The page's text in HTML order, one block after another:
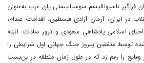
فراگیر ناسیونالیسم سوسیالیستی پان عرب به‌عنوان
در ایران، آرمان آزادی فلسطین، اقدامات صدام،
اسلامی پادشاهی سعودی و ترور سادات. البته
توسط متفقین پیروز جنگ جهانی اول شرایطی را
وقایع را رقم زد که در طول زمان منطقه در بن‌بست